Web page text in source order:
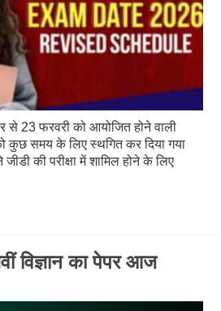
से 23 फरवरी को आयोजित होने वाली
कुछ समय के लिए स्थगित कर दिया गया
की परीक्षा में शामिल होने के लिए
विज्ञान का पेपर आज